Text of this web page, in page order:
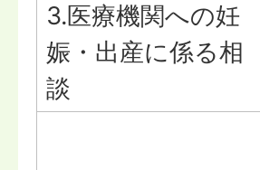
3.医療機関への妊
娠・出産に係る相
談